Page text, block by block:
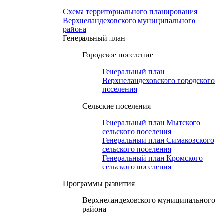
Схема территориального планирования
Верхнеландеховского муниципального
района
Генеральный план
Городское поселение
Генеральный план
Верхнеландеховского городского
поселения
Сельские поселения
Генеральный план Мытского
сельского поселения
Генеральный план Симаковского
сельского поселения
Генеральный план Кромского
сельского поселения
Программы развития
Верхнеландеховского муниципального
района